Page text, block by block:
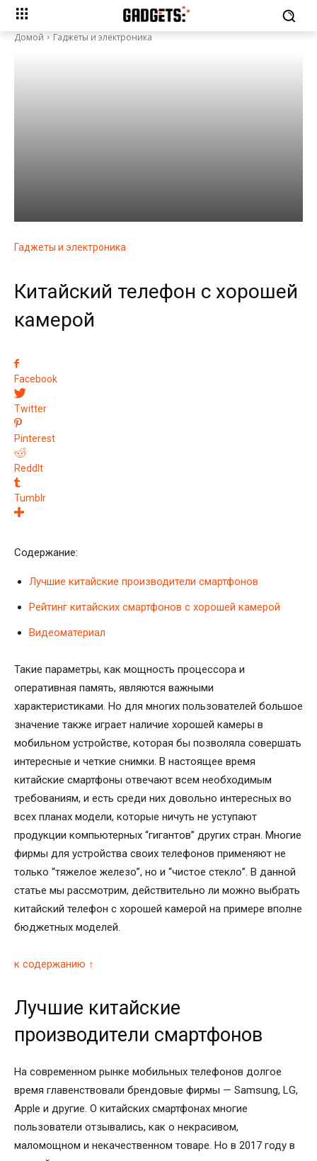
Домой Гаджеты и электроника
Гаджеты и электроника
Китайский телефон с хорошей
камерой
Facebook
Twitter
Pinterest
ReddIt
Tumblr
Содержание:
Лучшие китайские производители смартфонов
Рейтинг китайских смартфонов с хорошей камерой
Видеоматериал
Такие параметры, как мощность процессора и
оперативная память, являются важными
характеристиками. Но для многих пользователей большое
значение также играет наличие хорошей камеры в
мобильном устройстве, которая бы позволяла совершать
интересные и четкие снимки. В настоящее время
китайские смартфоны отвечают всем необходимым
требованиям, и есть среди них довольно интересных во
всех планах модели, которые ничуть не уступают
продукции компьютерных “гигантов” других стран. Многие
фирмы для устройства своих телефонов применяют не
только “тяжелое железо”, но и “чистое стекло”. В данной
статье мы рассмотрим, действительно ли можно выбрать
китайский телефон с хорошей камерой на примере вполне
бюджетных моделей.
к содержанию ↑
Лучшие китайские
производители смартфонов
На современном рынке мобильных телефонов долгое
время главенствовали брендовые фирмы — Samsung, LG,
Apple и другие. О китайских смартфонах многие
пользователи отзывались, как о некрасивом,
маломощном и некачественном товаре. Но в 2017 году в